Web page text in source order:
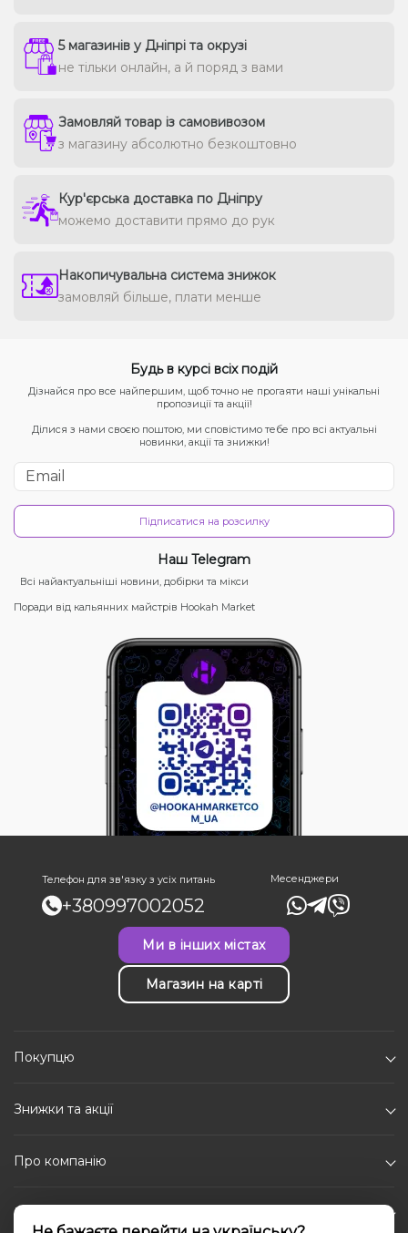
5 магазинів у Дніпрі та окрузі
не тільки онлайн, а й поряд з вами
Замовляй товар із самовивозом
з магазину абсолютно безкоштовно
Кур'єрська доставка по Дніпру
можемо доставити прямо до рук
Накопичувальна система знижок
замовляй більше, плати менше
Будь в курсі всіх подій
Дізнайся про все найпершим, щоб точно не прогаяти наші унікальні
пропозиції та акції!
Ділися з нами своєю поштою, ми сповістимо тебе про всі актуальні
новинки, акції та знижки!
Підписатися на розсилку
Наш Telegram
Всі найактуальніші новини, добірки та мікси
Поради від кальянних майстрів Hookah Market
Телефон для зв'язку з усіх питань
+380997002052
Месенджери
Ми в інших містах
Магазин на карті
Покупцю
Знижки та акції
Про компанію
Каталог